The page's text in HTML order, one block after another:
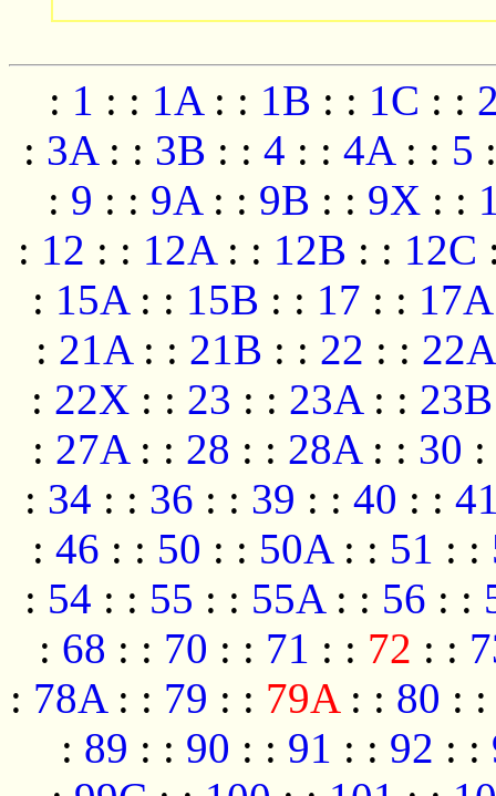
: 1 : : 1A: : 1B : : 1C : :
: 3A: : 3B : : 4 : : 4A: : 5 :
: 9 : : 9A: : 9B : : 9X : :
: 12 : : 12A: : 12B : : 12C
: 15A: : 15B : : 17 : : 17A
: 21A: : 21B : : 22 : : 22A
: 22X : : 23 : : 23A: : 23B
: 27A: : 28 : : 28A: : 30 :
: 34 : : 36 : : 39 : : 40 : :
: 46 : : 50 : : 50A: : 51 : :
: 54 : : 55 : : 55A: : 56 : :
: 68 : : 70 : : 71 : : 72 : :
: 78A: : 79 : : 79A: : 80 :
: 89 : : 90 : : 91 : : 92 : :